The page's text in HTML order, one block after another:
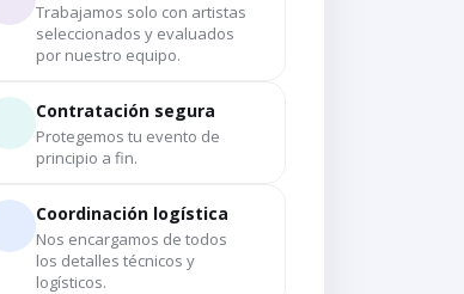
Trabajamos solo con artistas
seleccionados y evaluados
por nuestro equipo.
Contratación segura
Protegemos tu evento de
principio a fin.
Coordinación logística
Nos encargamos de todos
los detalles técnicos y
logísticos.